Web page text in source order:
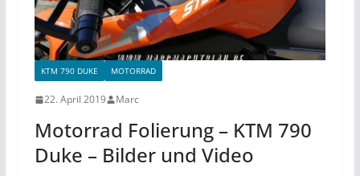
KTM 790 DUKE MOTORRAD
22. April 2019 Marc
Motorrad Folierung – KTM 790
Duke – Bilder und Video